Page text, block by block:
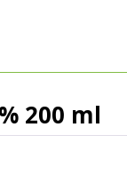
200 ml